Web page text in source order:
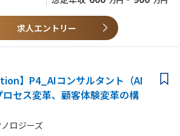
外部専門家との折衝経験
求人エントリー
】P4_AIコンサルタント（AI
セス変革、顧客体験変革の構
ロジーズ